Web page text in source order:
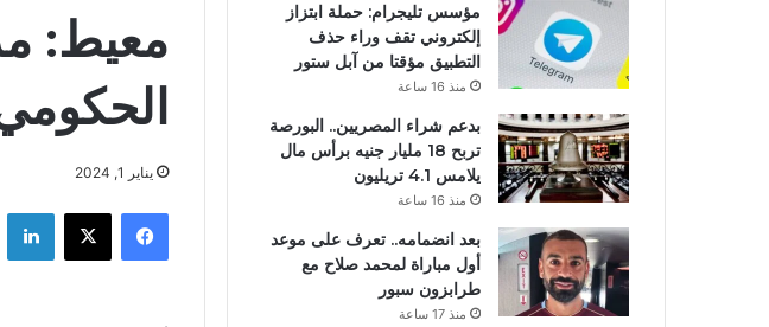
معيط:
يناير 1, 2024
فيسبوك
مؤسس تليجرام: حملة ابتزاز
إلكتروني تقف وراء حذف
التطبيق مؤقتا من آبل ستور
منذ 16 ساعة
بدعم شراء المصريين.. البورصة
تربح 18 مليار جنيه برأس مال
يلامس 4.1 تريليون
منذ 16 ساعة
بعد انضمامه.. تعرف على موعد
أول مباراة لمحمد صلاح مع
طرابزون سبور
منذ 17 ساعة